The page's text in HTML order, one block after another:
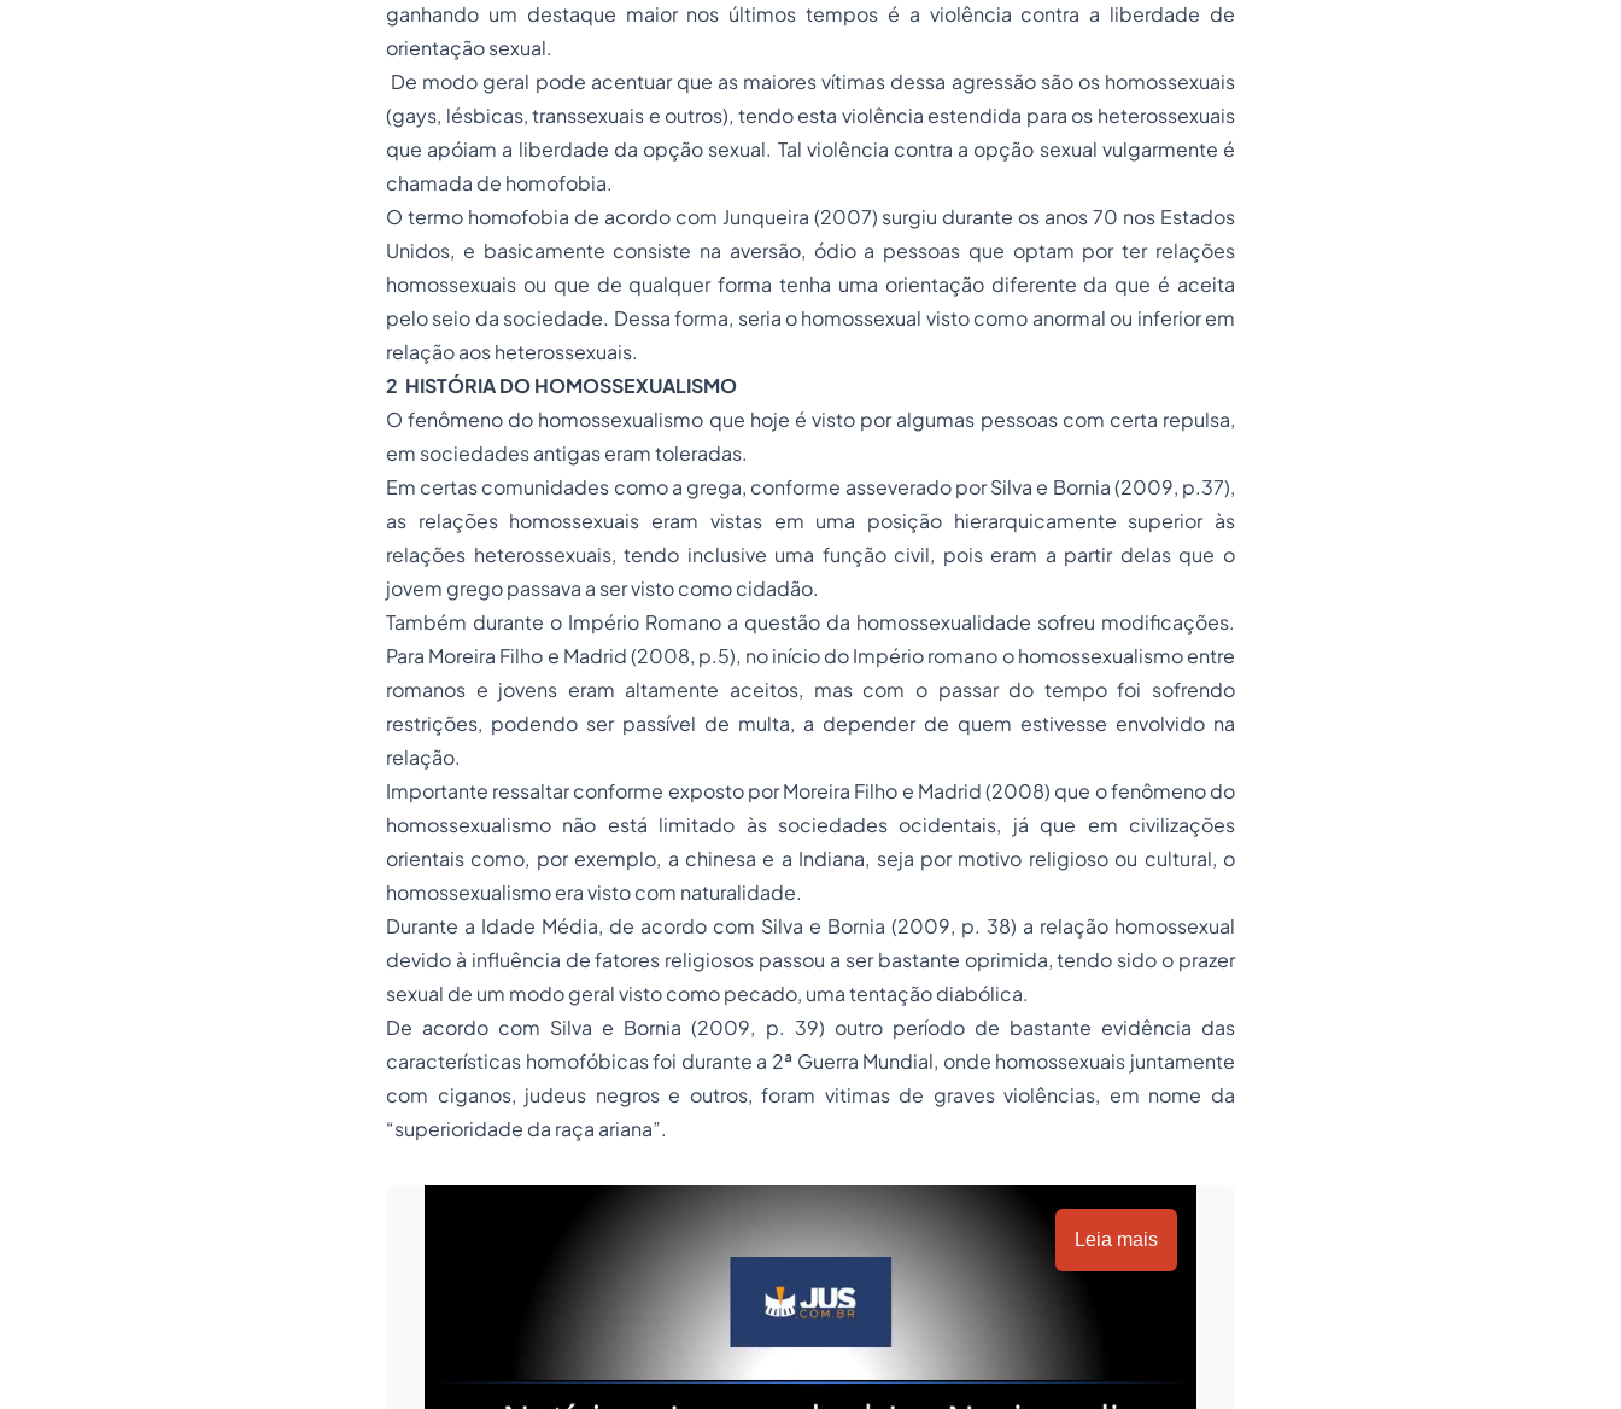
ganhando um destaque maior nos últimos tempos é a violência contra a liberdade de
orientação sexual.
De modo geral pode acentuar que as maiores vítimas dessa agressão são os homossexuais
(gays, lésbicas, transsexuais e outros), tendo esta violência estendida para os heterossexuais
que apóiam a liberdade da opção sexual. Tal violência contra a opção sexual vulgarmente é
chamada de homofobia.
O termo homofobia de acordo com Junqueira (2007) surgiu durante os anos 70 nos Estados
Unidos, e basicamente consiste na aversão, ódio a pessoas que optam por ter relações
homossexuais ou que de qualquer forma tenha uma orientação diferente da que é aceita
pelo seio da sociedade. Dessa forma, seria o homossexual visto como anormal ou inferior em
relação aos heterossexuais.
2 HISTÓRIA DO HOMOSSEXUALISMO
O fenômeno do homossexualismo que hoje é visto por algumas pessoas com certa repulsa,
em sociedades antigas eram toleradas.
Em certas comunidades como a grega, conforme asseverado por Silva e Bornia (2009, p.37),
as relações homossexuais eram vistas em uma posição hierarquicamente superior às
relações heterossexuais, tendo inclusive uma função civil, pois eram a partir delas que o
jovem grego passava a ser visto como cidadão.
Também durante o Império Romano a questão da homossexualidade sofreu modificações.
Para Moreira Filho e Madrid (2008, p.5), no início do Império romano o homossexualismo entre
romanos e jovens eram altamente aceitos, mas com o passar do tempo foi sofrendo
restrições, podendo ser passível de multa, a depender de quem estivesse envolvido na
relação.
Importante ressaltar conforme exposto por Moreira Filho e Madrid (2008) que o fenômeno do
homossexualismo não está limitado às sociedades ocidentais, já que em civilizações
orientais como, por exemplo, a chinesa e a Indiana, seja por motivo religioso ou cultural, o
homossexualismo era visto com naturalidade.
Durante a Idade Média, de acordo com Silva e Bornia (2009, p. 38) a relação homossexual
devido à influência de fatores religiosos passou a ser bastante oprimida, tendo sido o prazer
sexual de um modo geral visto como pecado, uma tentação diabólica.
De acordo com Silva e Bornia (2009, p. 39) outro período de bastante evidência das
características homofóbicas foi durante a 2ª Guerra Mundial, onde homossexuais juntamente
com ciganos, judeus negros e outros, foram vitimas de graves violências, em nome da
“superioridade da raça ariana”.
Leia mais